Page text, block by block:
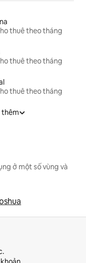
thuê theo tháng
thuê theo tháng
thuê theo tháng
thêm
ở một số vùng và